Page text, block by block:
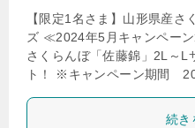
【限定1名さま】山形県産
ズ ≪2024年5月キャンペー
さくらんぼ「佐藤錦」2L～L
ト！ ※キャンペーン期間
続き